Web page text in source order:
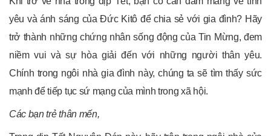
yêu và ánh sáng của Đức Kitô để chia sẻ với gia đình? Hãy
trở thành những chứng nhân sống động của Tin Mừng, đem
niềm vui và sự hòa giải đến với những người thân yêu.
Chính trong ngôi nhà gia đình này, chúng ta sẽ tìm thấy sức
mạnh để tiếp tục sứ mạng của mình trong xã hội.
Các bạn trẻ thân mến,